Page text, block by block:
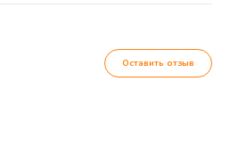
Оставить отзыв